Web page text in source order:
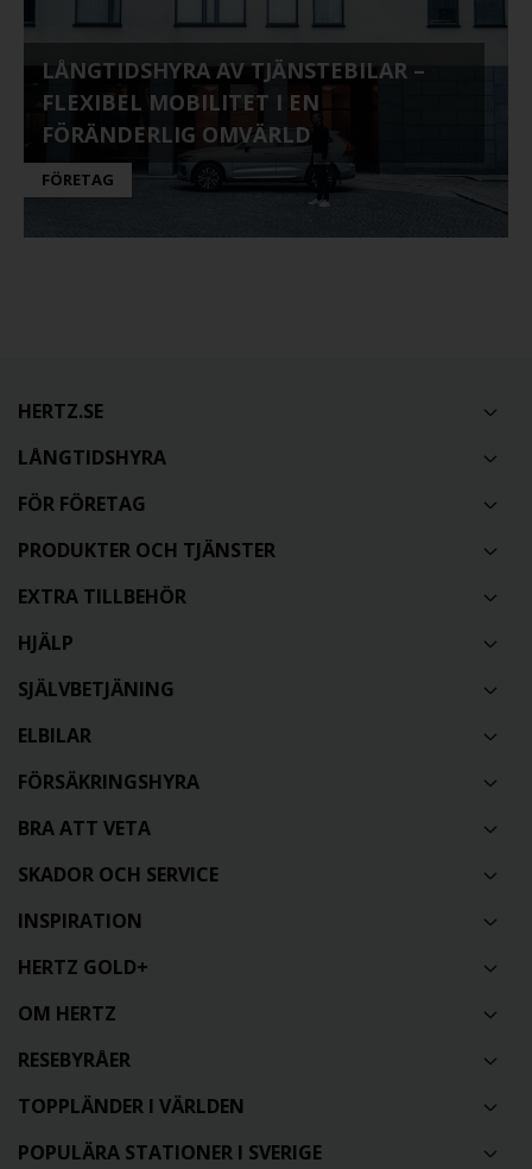
LÅNGTIDSHYRA AV TJÄNSTEBILAR –
FLEXIBEL MOBILITET I EN
FÖRÄNDERLIG OMVÄRLD
FÖRETAG
HERTZ.SE
LÅNGTIDSHYRA
FÖR FÖRETAG
PRODUKTER OCH TJÄNSTER
EXTRA TILLBEHÖR
HJÄLP
SJÄLVBETJÄNING
ELBILAR
FÖRSÄKRINGSHYRA
BRA ATT VETA
SKADOR OCH SERVICE
INSPIRATION
HERTZ GOLD+
OM HERTZ
RESEBYRÅER
TOPPLÄNDER I VÄRLDEN
POPULÄRA STATIONER I SVERIGE